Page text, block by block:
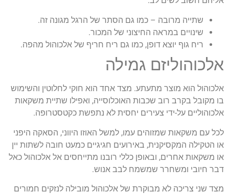
שתייה מרובה – כמו גם הסתר של הרגל מגונה זה.
שינויים במראה החיצוני של המכור.
ריח גוף יוצא דופן, כמו גם ריח חריף של אלכוהול מהפה.
אלכוהוליזם גמילה
אלכוהול הוא מוצר מתעתע. מצד אחד הוא חוקי לחלוטין והשימוש
בו מקובל בקרב רוב שכבות האוכלוסייה, ואפילו שתיית משקאות
אלכוהוליים על-ידי צעירים יחסית לא נתפשת כקטסטרופה.
לכל עם משקאות שמזוהים עמו, למשל האוזו היווני, הסאקה היפני
או הטקילה המקסיקנית, באירועים חגיגיים כמעט חובה לשתות יין
או משקאות אחרים, ובאופן כללי רובנו מתייחסים אל אלכוהול כאל
דבר חיובי ומשחרר שמשמח לבב אנוש.
מצד שני צריכה לא מבוקרת של אלכוהול מובילה לנזקים חמורים